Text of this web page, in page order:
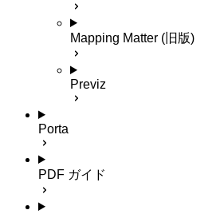
Mapping Matter (旧版)
Previz
Porta
PDF ガイド